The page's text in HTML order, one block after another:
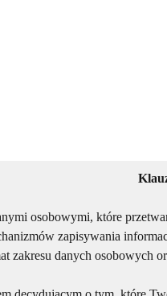
osobowymi, które
zapisywania
zakresu danych osobowych